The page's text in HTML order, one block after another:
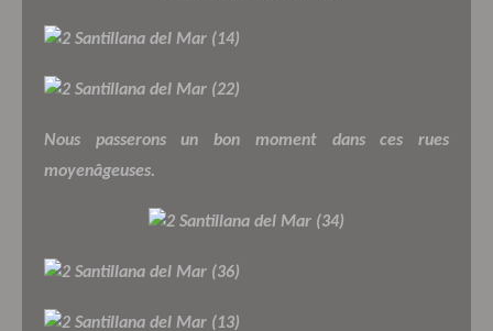
Nous passerons un bon moment dans ces rues
moyenâgeuses.